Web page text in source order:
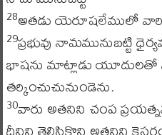
28అతడు యెరూషలేములో
29ప్రభువు నామమునుబట్టి
భాషను మాట్లాడు
తర్కించుచునుండెను.
30వారు అతనిని చంప